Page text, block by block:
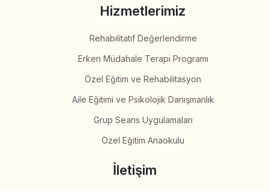
Hizmetlerimiz
Rehabilitatif Değerlendirme
Erken Müdahale Terapi Programı
Özel Eğitim ve Rehabilitasyon
Aile Eğitimi ve Psikolojik Danışmanlık
Grup Seans Uygulamaları
Özel Eğitim Anaokulu
İletişim